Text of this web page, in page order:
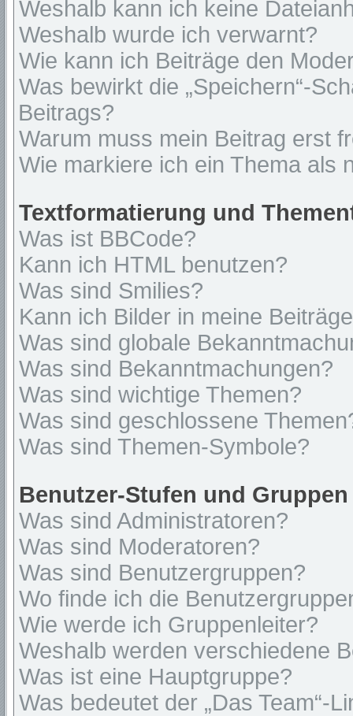
Weshalb kann ich keine
Weshalb wurde ich verwarnt?
Wie kann ich Beiträge den
Was bewirkt die „Speichern“-
Beitrags?
Warum muss mein Beitrag erst
Wie markiere ich ein Thema als
Textformatierung und
Was ist BBCode?
Kann ich HTML benutzen?
Was sind Smilies?
Kann ich Bilder in meine
Was sind globale
Was sind Bekanntmachungen?
Was sind wichtige Themen?
Was sind geschlossene
Was sind Themen-Symbole?
Benutzer-Stufen und Gruppen
Was sind Administratoren?
Was sind Moderatoren?
Was sind Benutzergruppen?
Wo finde ich die
Wie werde ich Gruppenleiter?
Weshalb werden verschiedene
Was ist eine Hauptgruppe?
Was bedeutet der „Das Team“-